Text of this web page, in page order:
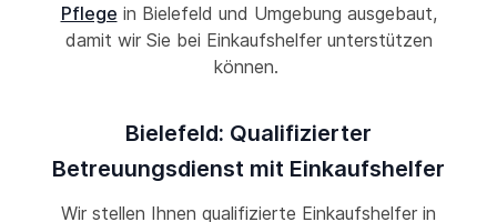
Pflege in Bielefeld und Umgebung ausgebaut,
damit wir Sie bei Einkaufshelfer unterstützen
können.
Bielefeld: Qualifizierter
Betreuungsdienst mit Einkaufshelfer
Wir stellen Ihnen qualifizierte Einkaufshelfer in